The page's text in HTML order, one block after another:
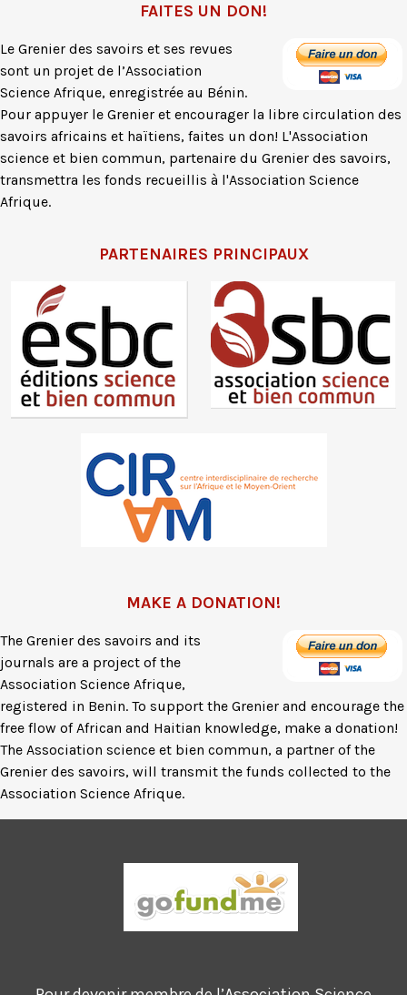
FAITES UN DON!
Le Grenier des savoirs et ses revues
sont un projet de l’Association
Science Afrique, enregistrée au Bénin.
Pour appuyer le Grenier et encourager la libre circulation des
savoirs africains et haïtiens, faites un don! L'Association
science et bien commun, partenaire du Grenier des savoirs,
transmettra les fonds recueillis à l'Association Science
Afrique.
PARTENAIRES PRINCIPAUX
MAKE A DONATION!
The Grenier des savoirs and its
journals are a project of the
Association Science Afrique,
registered in Benin. To support the Grenier and encourage the
free flow of African and Haitian knowledge, make a donation!
The Association science et bien commun, a partner of the
Grenier des savoirs, will transmit the funds collected to the
Association Science Afrique.